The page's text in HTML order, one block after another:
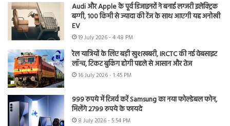
Audi और Apple के पूर्व डिजाइनरों ने बनाई लग्जरी इलेक्ट्रिक
बग्गी, 100 किमी से ज्यादा की रेंज के साथ आएगी यह अनोखी
EV
19 July 2026 - 4:48 PM
रेल यात्रियों के लिए बड़ी खुशखबरी, IRCTC की नई वेबसाइट
लॉन्च, टिकट बुकिंग होगी पहले से आसान और तेज
16 July 2026 - 1:45 PM
999 रुपये में रिजर्व करें Samsung का नया फोल्डेबल फोन,
मिलेंगे 2799 रुपये के फायदे
8 July 2026 - 5:54 PM